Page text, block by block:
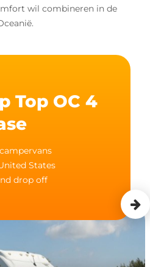
wil combineren in de
Top OC 4
States
drop off